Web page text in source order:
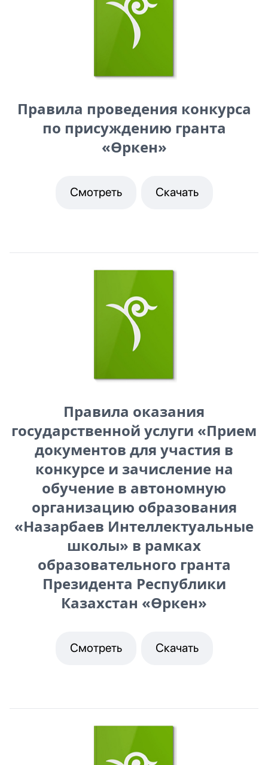
Правила проведения конкурса
по присуждению гранта
«Өркен»
Смотреть Скачать
Правила оказания
государственной услуги «Прием
документов для участия в
конкурсе и зачисление на
обучение в автономную
организацию образования
«Назарбаев Интеллектуальные
школы» в рамках
образовательного гранта
Президента Республики
Казахстан «Өркен»
Смотреть Скачать